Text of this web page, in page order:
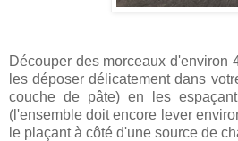
Découper des morceaux d'environ
les déposer délicatement dans
couche de pâte) en les
(l'ensemble doit encore lever
le plaçant à côté d'une source de